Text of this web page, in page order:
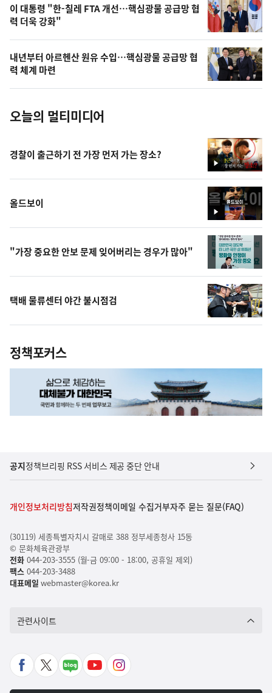
오
늘
의
사
진
이 대통령 "한-칠레 FTA 개선…핵심광물 공급망 협
력 더욱 강화"
내년부터 아르헨산 원유 수입…핵심광물 공급망 협
력 체계 마련
오늘의 멀티미디어
영
상
경찰이 출근하기 전 가장 먼저 가는 장소?
영
상
올드보이
"가장 중요한 안보 문제 잊어버리는 경우가 많아"
택배 물류센터 야간 불시점검
정책포커스
공지정책브리핑 RSS 서비스 제공 중단 안내
개인정보처리방침저작권정책이메일 수집거부자주 묻는 질문(FAQ)
(30119) 세종특별자치시 갈매로 388 정부세종청사 15동
© 문화체육관광부
전화044-203-3555 (월-금 09:00 - 18:00, 공휴일 제외)
팩스044-203-3488
대표메일 webmaster@korea.kr
관련사이트
페
X
네
유
인